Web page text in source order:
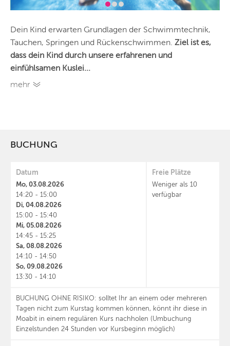
Dein Kind erwarten Grundlagen der Schwimmtechnik,
Tauchen, Springen und Rückenschwimmen. Ziel ist es,
dass dein Kind durch unsere erfahrenen und
einfühlsamen Kuslei...
mehr
BUCHUNG
Datum
Mo, 03.08.2026
14:20 - 15:00
Di, 04.08.2026
15:00 - 15:40
Mi, 05.08.2026
14:45 - 15:25
Sa, 08.08.2026
14:10 - 14:50
So, 09.08.2026
13:30 - 14:10
BUCHUNG OHNE RISIKO: solltet Ihr an einem oder mehreren
Tagen nicht zum Kurstag kommen können, könnt ihr diese in
Moabit in einem regulären Kurs nachholen (Umbuchung
Einzelstunden 24 Stunden vor Kursbeginn möglich)
Freie Plätze
Weniger als 10
verfügbar